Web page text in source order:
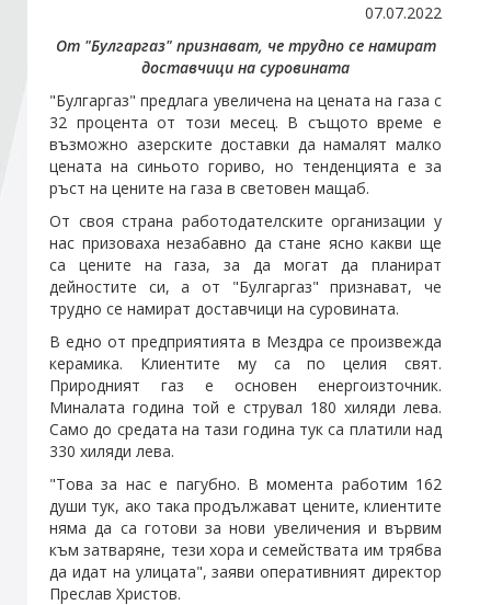
Абонирайте се!
07.07.2022
От "Булгаргаз" признават, че трудно се намират
доставчици на суровината
"Булгаргаз" предлага увеличена на цената на газа с
32 процента от този месец. В същото време е
възможно азерските доставки да намалят малко
цената на синьото гориво, но тенденцията е за
ръст на цените на газа в световен мащаб.
От своя страна работодателските организации у
нас призоваха незабавно да стане ясно какви ще
са цените на газа, за да могат да планират
дейностите си, а от "Булгаргаз" признават, че
трудно се намират доставчици на суровината.
В едно от предприятията в Мездра се произвежда
керамика. Клиентите му са по целия свят.
Природният газ е основен енергоизточник.
Миналата година той е струвал 180 хиляди лева.
Само до средата на тази година тук са платили над
330 хиляди лева.
"Това за нас е пагубно. В момента работим 162
души тук, ако така продължават цените, клиентите
няма да са готови за нови увеличения и вървим
към затваряне, тези хора и семействата им трябва
да идат на улицата", заяви оперативният директор
Преслав Христов.